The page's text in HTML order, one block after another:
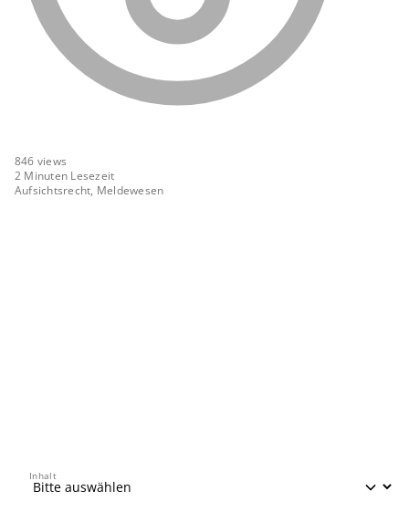
846 views
2 Minuten Lesezeit
Aufsichtsrecht, Meldewesen
Inhalt
Inhalt